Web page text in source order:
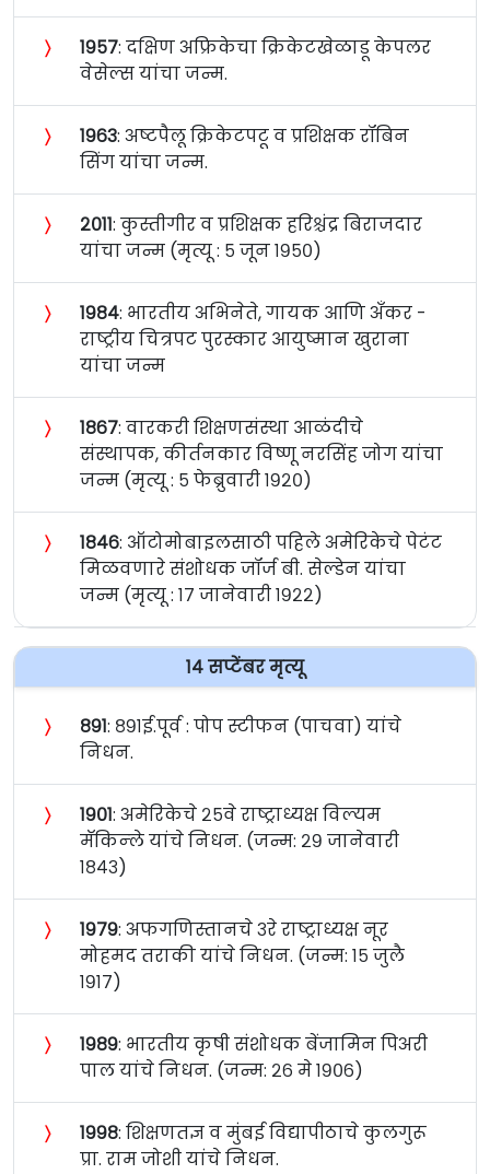
〉 १९५७: दक्षिण अफ्रिकेचा क्रिकेटखेळाडू केपलर
वेसेल्स यांचा जन्म.
〉 १९६३: अष्टपैलू क्रिकेटपटू व प्रशिक्षक रॉबिन
सिंग यांचा जन्म.
〉 २०११: कुस्तीगीर व प्रशिक्षक हरिश्चंद्र बिराजदार
यांचा जन्म (मृत्यू : ५ जून १९५०)
〉 १९८४: भारतीय अभिनेते, गायक आणि अँकर -
राष्ट्रीय चित्रपट पुरस्कार आयुष्मान खुराना
यांचा जन्म
〉 १८६७: वारकरी शिक्षणसंस्था आळंदीचे
संस्थापक, कीर्तनकार विष्णू नरसिंह जोग यांचा
जन्म (मृत्यू : ५ फेब्रुवारी १९२०)
〉 १८४६: ऑटोमोबाइलसाठी पहिले अमेरिकेचे पेटंट
मिळवणारे संशोधक जॉर्ज बी. सेल्डेन यांचा
जन्म (मृत्यू : १७ जानेवारी १९२२)
१४ सप्टेंबर मृत्यू
〉 ८९१: ८९१ई.पूर्व : पोप स्टीफन (पाचवा) यांचे
निधन.
〉 १९०१: अमेरिकेचे २५वे राष्ट्राध्यक्ष विल्यम
मॅकिन्ले यांचे निधन. (जन्म: २९ जानेवारी
१८४३)
〉 १९७९: अफगणिस्तानचे ३रे राष्ट्राध्यक्ष नूर
मोहमद तराकी यांचे निधन. (जन्म: १५ जुलै
१९१७)
〉 १९८९: भारतीय कृषी संशोधक बेंजामिन पिअरी
पाल यांचे निधन. (जन्म: २६ मे १९०६)
〉 १९९८: शिक्षणतज्ञ व मुंबई विद्यापीठाचे कुलगुरू
प्रा. राम जोशी यांचे निधन.